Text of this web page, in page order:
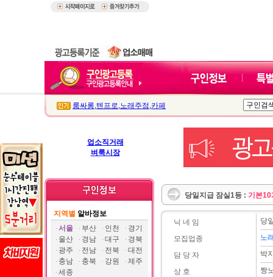
룸싸롱,텐프로,노래주점 ,카페
업소직거래
벼룩시장
지역별 알바정보
서울
부산 인천
경기
울산
경남 대구
경북
광주
전남 전북
대전
충남
충북 강원
제주
세종
당일지급 잠실1등 : 기본10
닉 네 임
모집업종
담 당 자
상 호
당
노
박
짱